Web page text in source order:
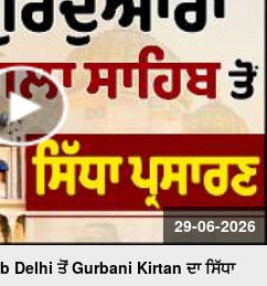
29-06-2026
Delhi ਤੋਂ Gurbani Kirtan ਦਾ ਸਿੱਧਾ